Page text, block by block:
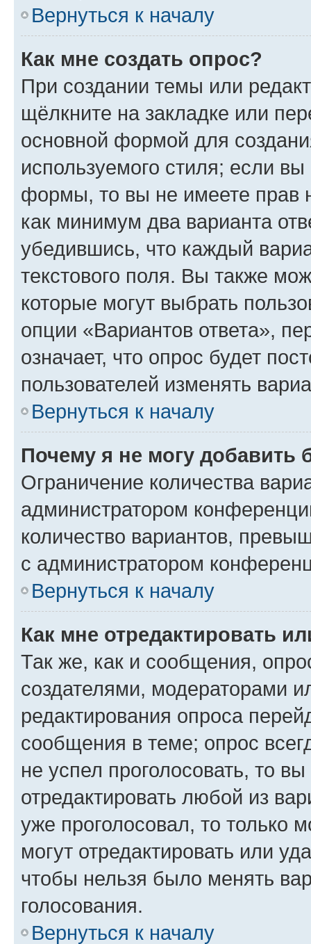
Вернуться к началу
Как мне создать опрос?
При создании темы или
щёлкните на закладке или
основной формой для
используемого стиля; если
формы, то вы не имеете прав
как минимум два варианта
убедившись, что каждый
текстового поля. Вы также
которые могут выбрать
опции «Вариантов ответа»,
означает, что опрос будет
пользователей изменять
Вернуться к началу
Почему я не могу добавить
Ограничение количества
администратором
количество вариантов,
с администратором
Вернуться к началу
Как мне отредактировать
Так же, как и сообщения,
создателями, модераторами
редактирования опроса
сообщения в теме; опрос
не успел проголосовать, то
отредактировать любой из
уже проголосовал, то только
могут отредактировать или
чтобы нельзя было менять
голосования.
Вернуться к началу